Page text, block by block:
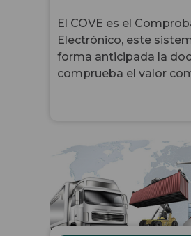
El COVE es el
Electrónico, este
forma anticipada la
comprueba el valor